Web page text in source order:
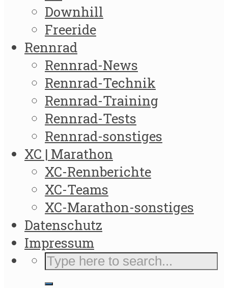
Downhill
Freeride
Rennrad
Rennrad-News
Rennrad-Technik
Rennrad-Training
Rennrad-Tests
Rennrad-sonstiges
XC | Marathon
XC-Rennberichte
XC-Teams
XC-Marathon-sonstiges
Datenschutz
Impressum